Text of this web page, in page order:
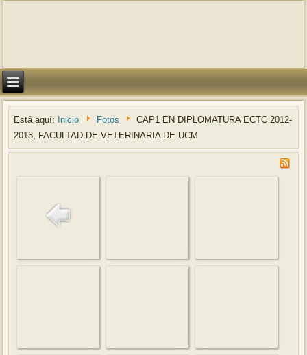
Está aquí: Inicio Fotos
CAP1 EN DIPLOMATURA ECTC 2012-
2013, FACULTAD DE VETERINARIA DE UCM